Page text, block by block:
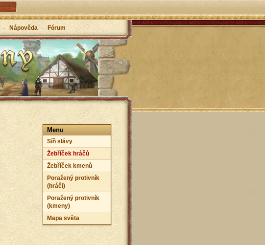
- Nápověda - Fórum
Menu
Síň slávy
Žebříček hráčů
Žebříček kmenů
Poražený protivník
(hráči)
Poražený protivník
(kmeny)
Mapa světa